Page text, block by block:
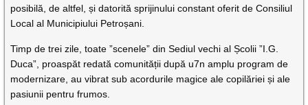
posibilă, de altfel, și datorită sprijinului constant oferit de Consiliul
Local al Municipiului Petroșani.
Timp de trei zile, toate ”scenele” din Sediul vechi al Școlii ”I.G.
Duca”, proaspăt redată comunității după u7n amplu program de
modernizare, au vibrat sub acordurile magice ale copilăriei și ale
pasiunii pentru frumos.